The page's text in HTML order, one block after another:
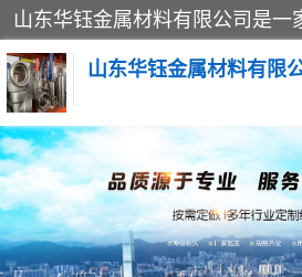
山东华钰金属材料有限
不锈钢管 激
管件标准件 不